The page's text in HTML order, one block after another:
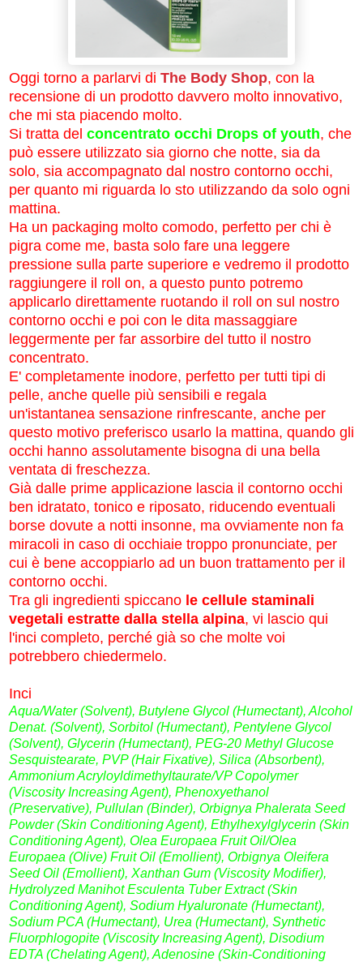
Oggi torno a parlarvi di The Body Shop, con la
recensione di un prodotto davvero molto innovativo,
che mi sta piacendo molto.
Si tratta del concentrato occhi Drops of youth, che
può essere utilizzato sia giorno che notte, sia da
solo, sia accompagnato dal nostro contorno occhi,
per quanto mi riguarda lo sto utilizzando da solo ogni
mattina.
Ha un packaging molto comodo, perfetto per chi è
pigra come me, basta solo fare una leggere
pressione sulla parte superiore e vedremo il prodotto
raggiungere il roll on, a questo punto potremo
applicarlo direttamente ruotando il roll on sul nostro
contorno occhi e poi con le dita massaggiare
leggermente per far assorbire del tutto il nostro
concentrato.
E' completamente inodore, perfetto per tutti tipi di
pelle, anche quelle più sensibili e regala
un'istantanea sensazione rinfrescante, anche per
questo motivo preferisco usarlo la mattina, quando gli
occhi hanno assolutamente bisogna di una bella
ventata di freschezza.
Già dalle prime applicazione lascia il contorno occhi
ben idratato, tonico e riposato, riducendo eventuali
borse dovute a notti insonne, ma ovviamente non fa
miracoli in caso di occhiaie troppo pronunciate, per
cui è bene accoppiarlo ad un buon trattamento per il
contorno occhi.
Tra gli ingredienti spiccano le cellule staminali
vegetali estratte dalla stella alpina, vi lascio qui
l'inci completo, perché già so che molte voi
potrebbero chiedermelo.
Inci
Aqua/Water (Solvent), Butylene Glycol (Humectant), Alcohol
Denat. (Solvent), Sorbitol (Humectant), Pentylene Glycol
(Solvent), Glycerin (Humectant), PEG-20 Methyl Glucose
Sesquistearate, PVP (Hair Fixative), Silica (Absorbent),
Ammonium Acryloyldimethyltaurate/VP Copolymer
(Viscosity Increasing Agent), Phenoxyethanol
(Preservative), Pullulan (Binder), Orbignya Phalerata Seed
Powder (Skin Conditioning Agent), Ethylhexylglycerin (Skin
Conditioning Agent), Olea Europaea Fruit Oil/Olea
Europaea (Olive) Fruit Oil (Emollient), Orbignya Oleifera
Seed Oil (Emollient), Xanthan Gum (Viscosity Modifier),
Hydrolyzed Manihot Esculenta Tuber Extract (Skin
Conditioning Agent), Sodium Hyaluronate (Humectant),
Sodium PCA (Humectant), Urea (Humectant), Synthetic
Fluorphlogopite (Viscosity Increasing Agent), Disodium
EDTA (Chelating Agent), Adenosine (Skin-Conditioning